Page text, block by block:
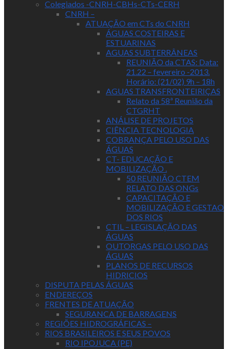
Colegiados -CNRH-CBHs-CTs-CERH
CNRH –
ATUAÇÃO em CTs do CNRH
ÁGUAS COSTEIRAS E
ESTUARINAS
AGUAS SUBTERRÂNEAS
REUNIÃO da CTAS: Data:
21.22 – fevereiro -2013.
Horário: (21/02) 9h – 18h
AGUAS TRANSFRONTEIRIÇAS
Relato da 58ª Reunião da
CTGRHT
ANÁLISE DE PROJETOS
CIÊNCIA TECNOLOGIA
COBRANÇA PELO USO DAS
ÁGUAS
CT- EDUCAÇÃO E
MOBILIZAÇÃO .
50 REUNIÃO CTEM
RELATO DAS ONGs
CAPACITAÇÃO E
MOBILIZAÇÃO E GESTAO
DOS RIOS
CTIL – LEGISLAÇÃO DAS
ÁGUAS
OUTORGAS PELO USO DAS
ÁGUAS
PLANOS DE RECURSOS
HIDRICIOS
DISPUTA PELAS ÁGUAS
ENDEREÇOS
FRENTES DE ATUAÇÃO
SEGURANCA DE BARRAGENS
REGIÕES HIDROGRÁFICAS –
RIOS BRASILEIROS E SEUS POVOS
RIO IPOJUCA (PE)